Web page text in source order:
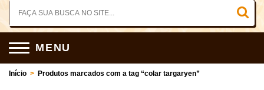
MENU
Início > Produtos marcados com a tag “colar targaryen”